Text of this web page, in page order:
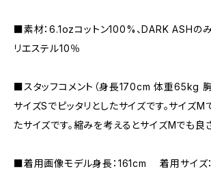
■素材：6.1ozコットン100%、DARK ASHの
リエステル10％
■スタッフコメント（身長170cm 体重65kg
サイズSでピッタリとしたサイズです。サイズM
たサイズです。縮みを考えるとサイズMでも良
■着用画像モデル身長：161cm 着用サイズ